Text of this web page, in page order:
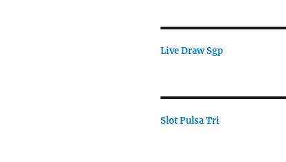
Live Draw Sgp
Slot Pulsa Tri